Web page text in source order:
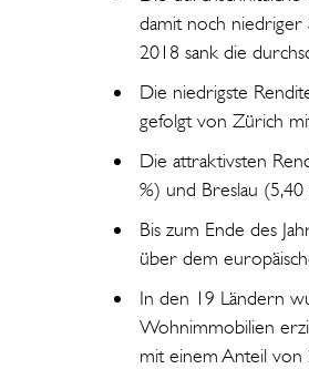
damit noch niedriger
2018 sank die
Die niedrigste
gefolgt von Zürich
Die attraktivsten
%) und Breslau (5,40
Bis zum Ende des
über dem
In den 19 Ländern
Wohnimmobilien
mit einem Anteil von